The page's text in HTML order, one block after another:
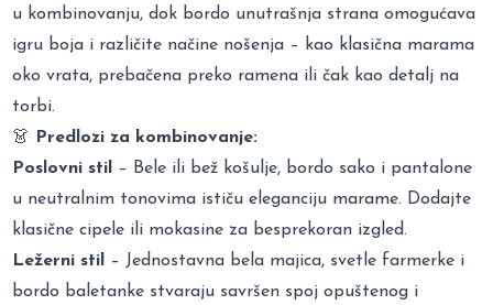
u kombinovanju, dok bordo unutrašnja strana omogućava
igru boja i različite načine nošenja – kao klasična marama
oko vrata, prebačena preko ramena ili čak kao detalj na
torbi.
👗
Predlozi za kombinovanje:
Poslovni stil
– Bele ili bež košulje, bordo sako i pantalone
u neutralnim tonovima ističu eleganciju marame. Dodajte
klasične cipele ili mokasine za besprekoran izgled.
Ležerni stil
– Jednostavna bela majica, svetle farmerke i
bordo baletanke stvaraju savršen spoj opuštenog i